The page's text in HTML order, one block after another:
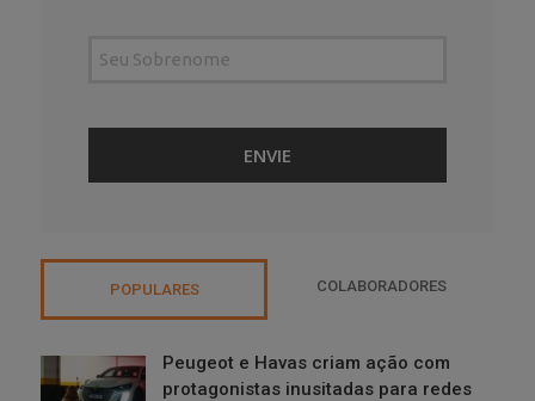
POPULARES COLABORADORES
Peugeot e Havas criam ação com
protagonistas inusitadas para redes